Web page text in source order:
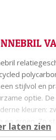
stijlvol en
optie.
kleuren:
en groen. Zo
jouw huisstijl